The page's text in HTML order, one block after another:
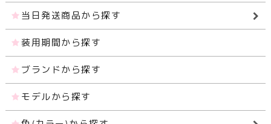
当日発送商品から探す
装用期間から探す
ブランドから探す
モデルから探す